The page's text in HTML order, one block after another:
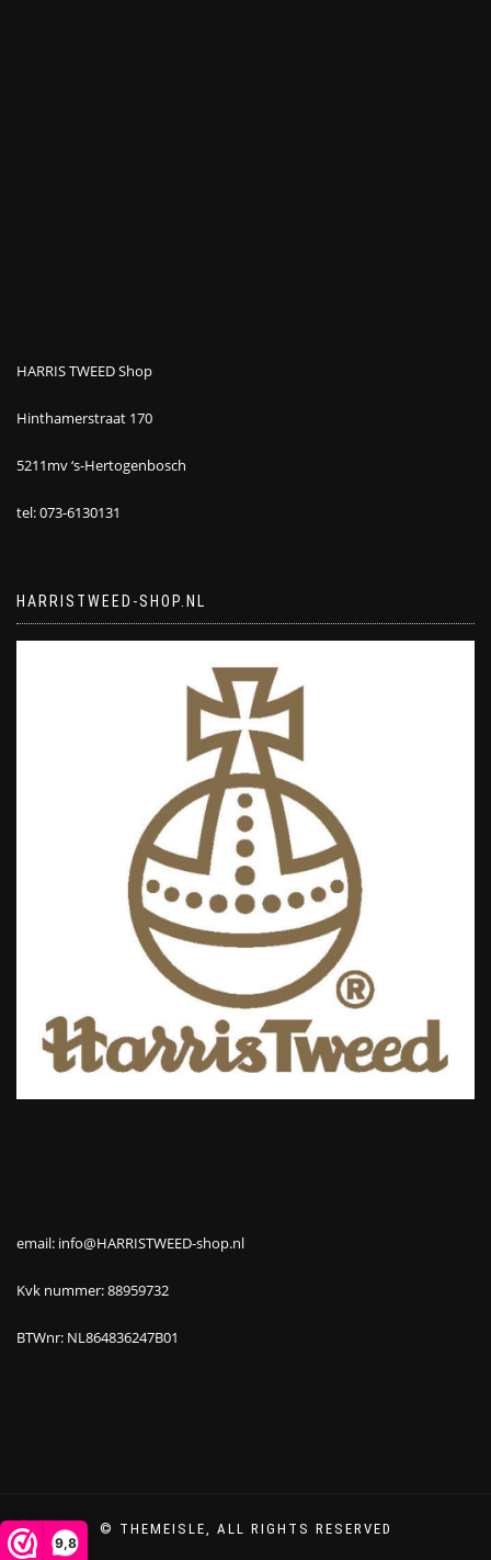
9,8
HARRIS TWEED Shop
Hinthamerstraat 170
5211mv ‘s-Hertogenbosch
tel: 073-6130131
HARRISTWEED-SHOP.NL
email: info@HARRISTWEED-shop.nl
Kvk nummer: 88959732
BTWnr: NL864836247B01
© THEMEISLE, ALL RIGHTS RESERVED